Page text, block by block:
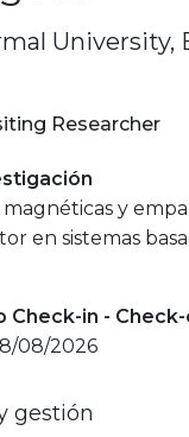
University,
Researcher
y
en sistemas
Check-in -
08/2026
gestión